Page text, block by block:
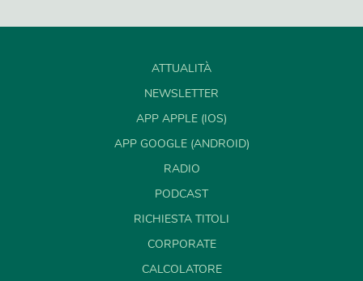
ATTUALITÀ
NEWSLETTER
APP APPLE (IOS)
APP GOOGLE (ANDROID)
RADIO
PODCAST
RICHIESTA TITOLI
CORPORATE
CALCOLATORE